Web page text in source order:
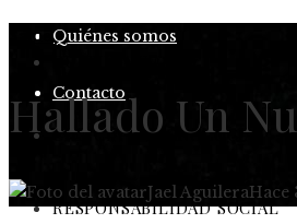
Quiénes somos
Contacto
CIENCIA Y TECNOLOGÍA
RESPONSABILIDAD SOCIAL
Salud
Hallado Un
Jael AguileraHace